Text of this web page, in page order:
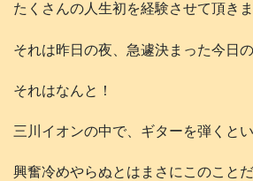
たくさんの人生初を経験させて頂きま
それは昨日の夜、急遽決まった今日の
それはなんと！
三川イオンの中で、ギターを弾くとい
興奮冷めやらぬとはまさにこのこと